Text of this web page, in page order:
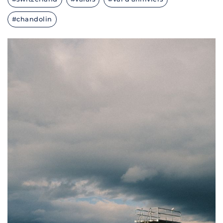
#chandolin